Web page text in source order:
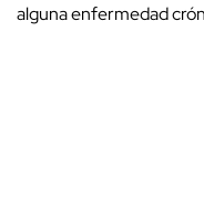
alguna enfermedad